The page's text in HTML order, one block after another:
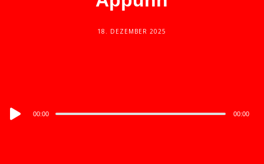
18. DEZEMBER 2025
Audio
00:00 00:00